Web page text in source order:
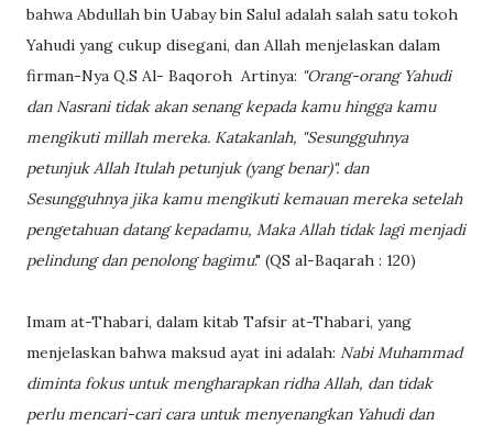
bahwa Abdullah bin Uabay bin Salul adalah salah satu tokoh
Yahudi yang cukup disegani, dan Allah menjelaskan dalam
firman-Nya Q.S Al- Baqoroh Artinya: "Orang-orang Yahudi
dan Nasrani tidak akan senang kepada kamu hingga kamu
mengikuti millah mereka. Katakanlah, "Sesungguhnya
petunjuk Allah Itulah petunjuk (yang benar)". dan
Sesungguhnya jika kamu mengikuti kemauan mereka setelah
pengetahuan datang kepadamu, Maka Allah tidak lagi menjadi
pelindung dan penolong bagimu." (QS al-Baqarah : 120)
Imam at-Thabari, dalam kitab Tafsir at-Thabari, yang
menjelaskan bahwa maksud ayat ini adalah: Nabi Muhammad
diminta fokus untuk mengharapkan ridha Allah, dan tidak
perlu mencari-cari cara untuk menyenangkan Yahudi dan